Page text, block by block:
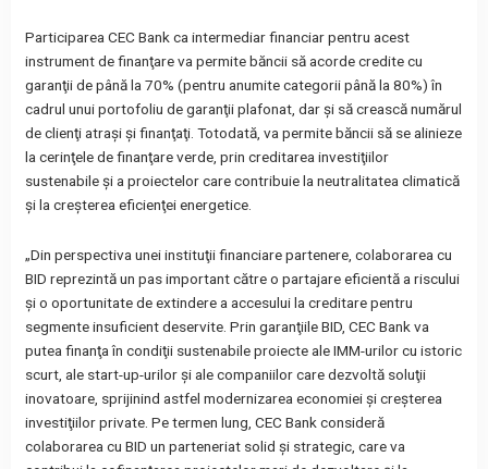
Participarea CEC Bank ca intermediar financiar pentru acest
instrument de finanţare va permite băncii să acorde credite cu
garanţii de până la 70% (pentru anumite categorii până la 80%) în
cadrul unui portofoliu de garanţii plafonat, dar şi să crească numărul
de clienţi atraşi şi finanţaţi. Totodată, va permite băncii să se alinieze
la cerinţele de finanţare verde, prin creditarea investiţiilor
sustenabile şi a proiectelor care contribuie la neutralitatea climatică
şi la creşterea eficienţei energetice.
„Din perspectiva unei instituţii financiare partenere, colaborarea cu
BID reprezintă un pas important către o partajare eficientă a riscului
şi o oportunitate de extindere a accesului la creditare pentru
segmente insuficient deservite. Prin garanţiile BID, CEC Bank va
putea finanţa în condiţii sustenabile proiecte ale IMM-urilor cu istoric
scurt, ale start-up-urilor şi ale companiilor care dezvoltă soluţii
inovatoare, sprijinind astfel modernizarea economiei şi creşterea
investiţiilor private. Pe termen lung, CEC Bank consideră
colaborarea cu BID un parteneriat solid şi strategic, care va